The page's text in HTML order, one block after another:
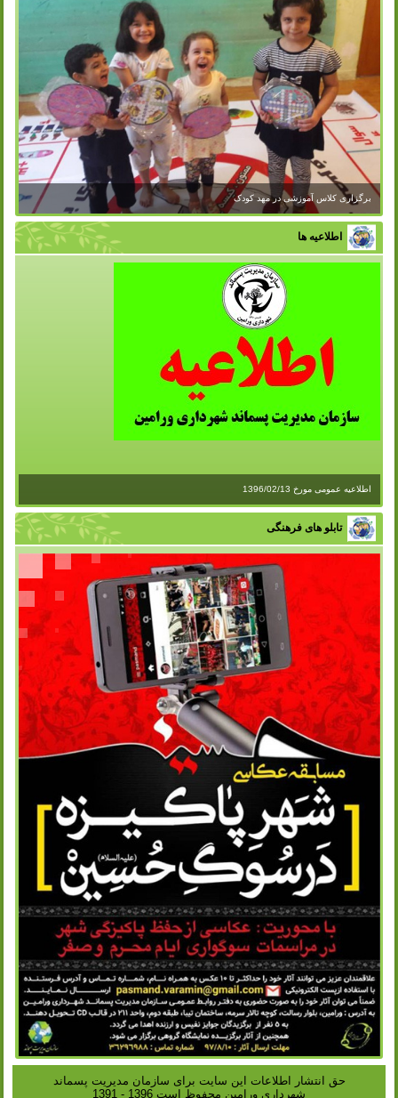
اطلاعیه ها
اطلاعیه عمومی مورخ 1396/02/13
تابلو های فرهنگی
حق انتشار اطلاعات این سایت براى سازمان مدیریت پسماند
شهردارى ورامین محفوظ است 1396 - 1391